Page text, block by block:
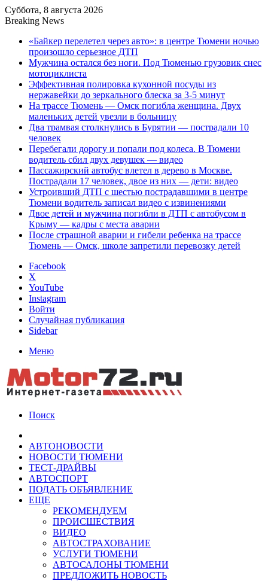
Суббота, 8 августа 2026
Breaking News
«Байкер перелетел через авто»: в центре Тюмени ночью
произошло серьезное ДТП
Мужчина остался без ноги. Под Тюменью грузовик снес
мотоциклиста
Эффективная полировка кухонной посуды из
нержавейки до зеркального блеска за 3-5 минут
На трассе Тюмень — Омск погибла женщина. Двух
маленьких детей увезли в больницу
Два трамвая столкнулись в Бурятии — пострадали 10
человек
Перебегали дорогу и попали под колеса. В Тюмени
водитель сбил двух девушек — видео
Пассажирский автобус влетел в дерево в Москве.
Пострадали 17 человек, двое из них — дети: видео
Устроивший ДТП с шестью пострадавшими в центре
Тюмени водитель записал видео с извинениями
Двое детей и мужчина погибли в ДТП с автобусом в
Крыму — кадры с места аварии
После страшной аварии и гибели ребенка на трассе
Тюмень — Омск, школе запретили перевозку детей
Facebook
X
YouTube
Instagram
Войти
Случайная публикация
Sidebar
Меню
Поиск
АВТОНОВОСТИ
НОВОСТИ ТЮМЕНИ
ТЕСТ-ДРАЙВЫ
АВТОСПОРТ
ПОДАТЬ ОБЪЯВЛЕНИЕ
ЕЩЕ
РЕКОМЕНДУЕМ
ПРОИСШЕСТВИЯ
ВИДЕО
АВТОСТРАХОВАНИЕ
УСЛУГИ ТЮМЕНИ
АВТОСАЛОНЫ ТЮМЕНИ
ПРЕДЛОЖИТЬ НОВОСТЬ